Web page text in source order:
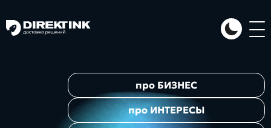
Направления
Web System
про БИЗНЕС
про ИНТЕРЕСЫ